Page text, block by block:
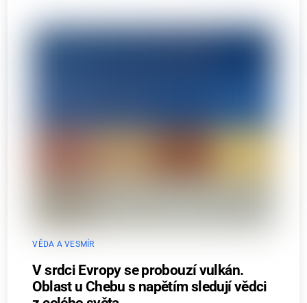
VĚDA A VESMÍR
V srdci Evropy se probouzí vulkán.
Oblast u Chebu s napětím sledují vědci